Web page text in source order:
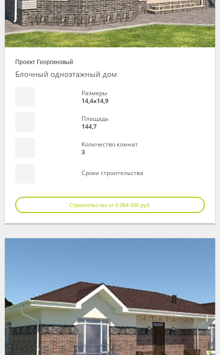
Проект Георгиновый
Блочный одноэтажный дом
Размеры
14,4х14,9
Площадь
144,7
Количество комнат
3
Сроки строительства
Строительство от 5 064 500 руб.